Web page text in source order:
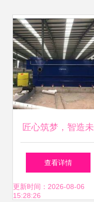
匠心筑梦，智造未
来——诸城市汇川
机械厂的创新与发
查看详情
更新时间：2026-08-06
15:28:26